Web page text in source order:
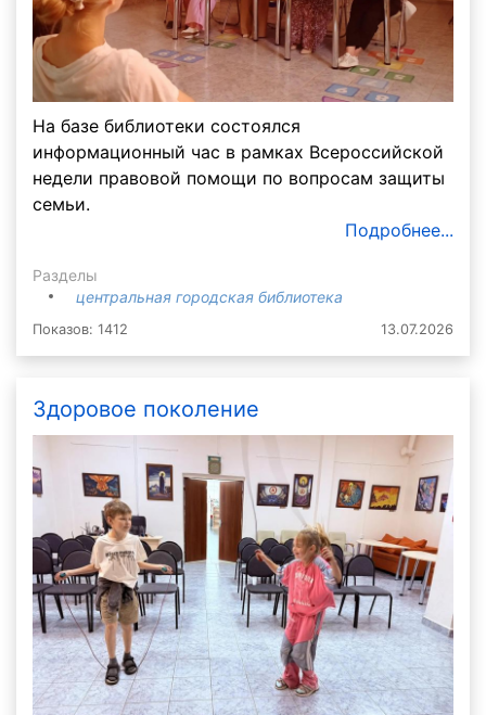
На базе библиотеки состоялся
информационный час в рамках Всероссийской
недели правовой помощи по вопросам защиты
семьи.
Подробнее...
Разделы
центральная городская библиотека
Показов: 1412 13.07.2026
Здоровое поколение